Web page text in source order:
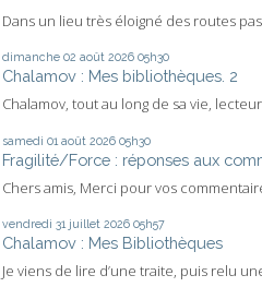
Dans un lieu très éloigné des routes
dimanche 02 août 2026 05h30
Chalamov : Mes bibliothèques. 2
Chalamov, tout au long de sa vie,
samedi 01 août 2026 05h30
Fragilité/Force : réponses aux
Chers amis, Merci pour vos
vendredi 31 juillet 2026 05h57
Chalamov : Mes Bibliothèques
Je viens de lire d’une traite, puis relu